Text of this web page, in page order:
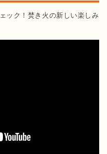
ック！焚き火の新しい楽しみ